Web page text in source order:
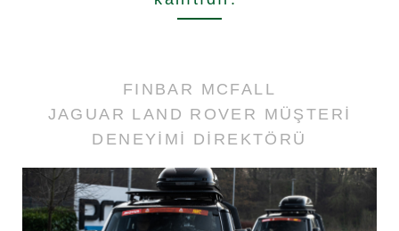
FINBAR MCFALL
JAGUAR LAND ROVER MÜŞTERİ
DENEYİMİ DİREKTÖRÜ